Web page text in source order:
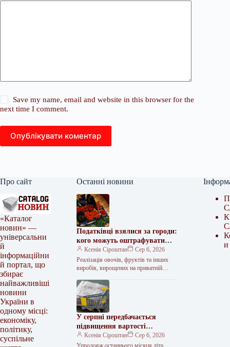
Save my name, email and website in this browser for the
next time I comment.
Опублікувати коментар
Про сайт
«Каталог
новин» —
універсальни
й
інформаційни
й портал, що
збирає
найважливіші
новини
України в
одному місці:
економіку,
політику,
суспільне
Останні новини
Податківці взялися за городи:
кого можуть оштрафувати
за вирощування яблук,
картоплі та огірків
Ксенія Сіроштан
Сер 6, 2026
Реалізація овочів, фруктів та інших
виробів, вирощених на приватній
від податкових зобов’язань. Якщо
річний прибуток перевищить
У серпні передбачається
підвищення вартості
продуктів: фахівець
повідомив, що зросте в ціні
Ксенія Сіроштан
Сер 6, 2026
Упродовж останнього місяця літа
и